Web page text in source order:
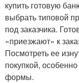
купить готовую
выбрать типовой
под заказчика.
«приезжают» к
Посмотреть ее
покупкой,
формы.